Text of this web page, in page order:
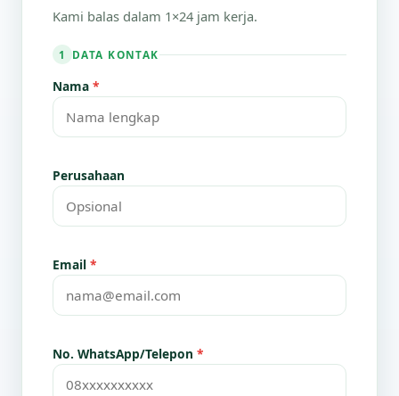
Kami balas dalam 1×24 jam kerja.
1 DATA KONTAK
Nama *
Perusahaan
Email *
No. WhatsApp/Telepon *